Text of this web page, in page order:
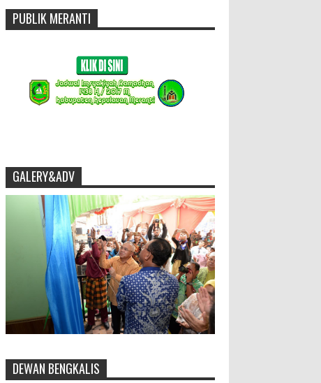
PUBLIK MERANTI
GALERY&ADV
DEWAN BENGKALIS